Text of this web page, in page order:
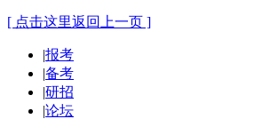
[ 点击这里返回上一页 ]
|报考
|备考
|研招
|论坛